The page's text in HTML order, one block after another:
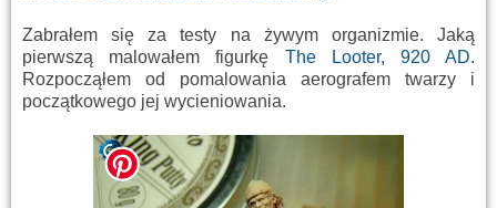
Zabrałem się za testy na żywym organizmie. Jaką
pierwszą malowałem figurkę
The Looter, 920 AD.
Rozpocząłem od pomalowania aerografem twarzy i
początkowego jej wycieniowania.